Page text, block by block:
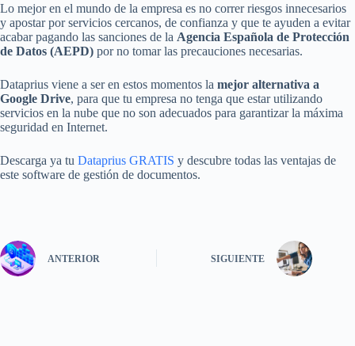
Lo mejor en el mundo de la empresa es no correr riesgos innecesarios
y apostar por servicios cercanos, de confianza y que te ayuden a evitar
acabar pagando las sanciones de la Agencia Española de Protección
de Datos (AEPD) por no tomar las precauciones necesarias.
Dataprius viene a ser en estos momentos la mejor alternativa a
Google Drive, para que tu empresa no tenga que estar utilizando
servicios en la nube que no son adecuados para garantizar la máxima
seguridad en Internet.
Descarga ya tu Dataprius GRATIS y descubre todas las ventajas de
este software de gestión de documentos.
ANTERIOR SIGUIENTE